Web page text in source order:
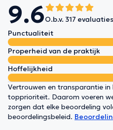
9.6O.b.v. 317 evaluaties
Punctualiteit
Properheid van de praktijk
Hoffelijkheid
Vertrouwen en transparantie in
topprioriteit. Daarom voeren
zorgen dat elke beoordeling
beoordelingsbeleid.